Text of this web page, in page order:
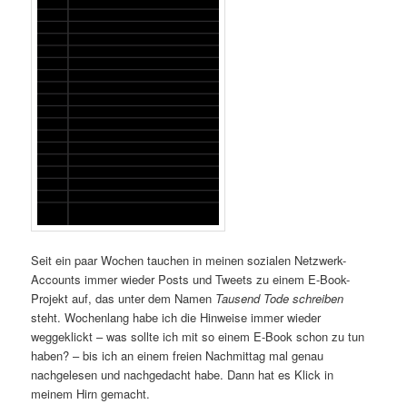
Seit ein paar Wochen tauchen in meinen sozialen Netzwerk-
Accounts immer wieder Posts und Tweets zu einem E-Book-
Projekt auf, das unter dem Namen Tausend Tode schreiben
steht. Wochenlang habe ich die Hinweise immer wieder
weggeklickt – was sollte ich mit so einem E-Book schon zu tun
haben? – bis ich an einem freien Nachmittag mal genau
nachgelesen und nachgedacht habe. Dann hat es Klick in
meinem Hirn gemacht.